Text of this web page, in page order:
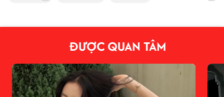
ĐƯỢC QUAN TÂM